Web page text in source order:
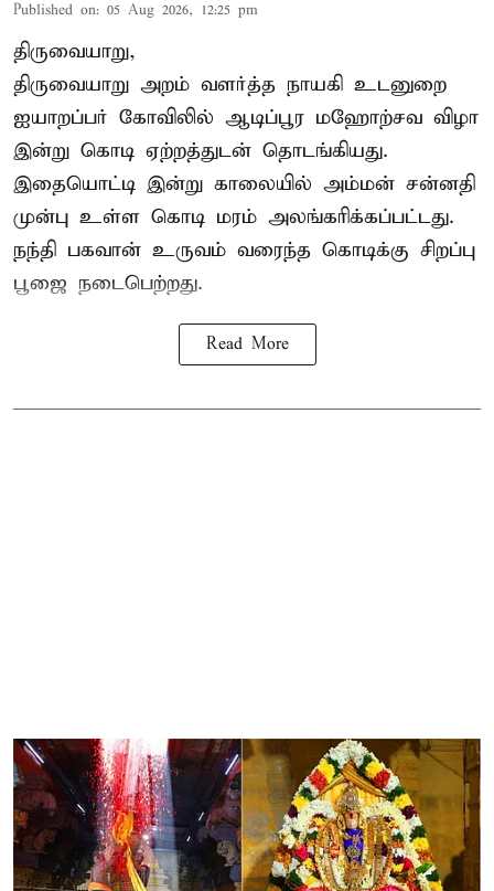
Published on: 05 Aug 2026, 12:25 pm
திருவையாறு,
திருவையாறு அறம் வளர்த்த நாயகி உடனுறை
ஐயாறப்பர் கோவிலில் ஆடிப்பூர மஹோற்சவ விழா
இன்று கொடி ஏற்றத்துடன் தொடங்கியது.
இதையொட்டி இன்று காலையில் அம்மன் சன்னதி
முன்பு உள்ள கொடி மரம் அலங்கரிக்கப்பட்டது.
நந்தி பகவான் உருவம் வரைந்த கொடிக்கு சிறப்பு
பூஜை நடைபெற்றது.
Read More